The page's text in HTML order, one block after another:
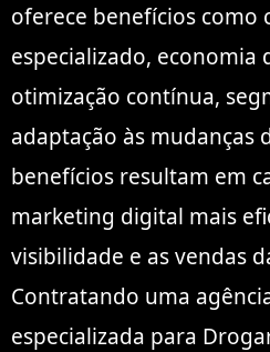
oferece benefícios como
especializado, economia
otimização contínua,
adaptação às mudanças
benefícios resultam em
marketing digital mais
visibilidade e as vendas
Contratando uma
especializada para